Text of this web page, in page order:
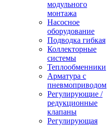
модульного
монтажа
Насосное
оборудование
Подводка гибкая
Коллекторные
системы
Теплообменники
Арматура с
пневмоприводом
Регулирующие /
редукционные
клапаны
Регулирующая